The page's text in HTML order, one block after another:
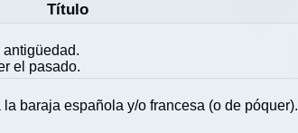
Título
el pasado.
baraja española y/o francesa (o de póquer).